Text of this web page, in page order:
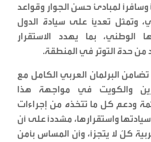
وسافرًا لمبادئ حسن الجوار وقواعد
وتمثل تعديًا على سيادة الدول
الوطني، بما يهدد الاستقرار
من حدة التوتر في المنطقة.
البرلمان العربي الكامل مع
والكويت في مواجهة هذا
ودعم كل ما تتخذه من إجراءات
واستقرارها، مشددًا على أن
كلٌ لا يتجزأ، وأن المساس بأمن